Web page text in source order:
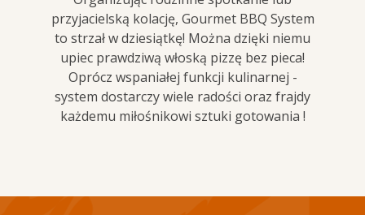
przyjacielską kolację, Gourmet BBQ System
to strzał w dziesiątkę! Można dzięki niemu
upiec prawdziwą włoską pizzę bez pieca!
Oprócz wspaniałej funkcji kulinarnej -
system dostarczy wiele radości oraz frajdy
każdemu miłośnikowi sztuki gotowania !